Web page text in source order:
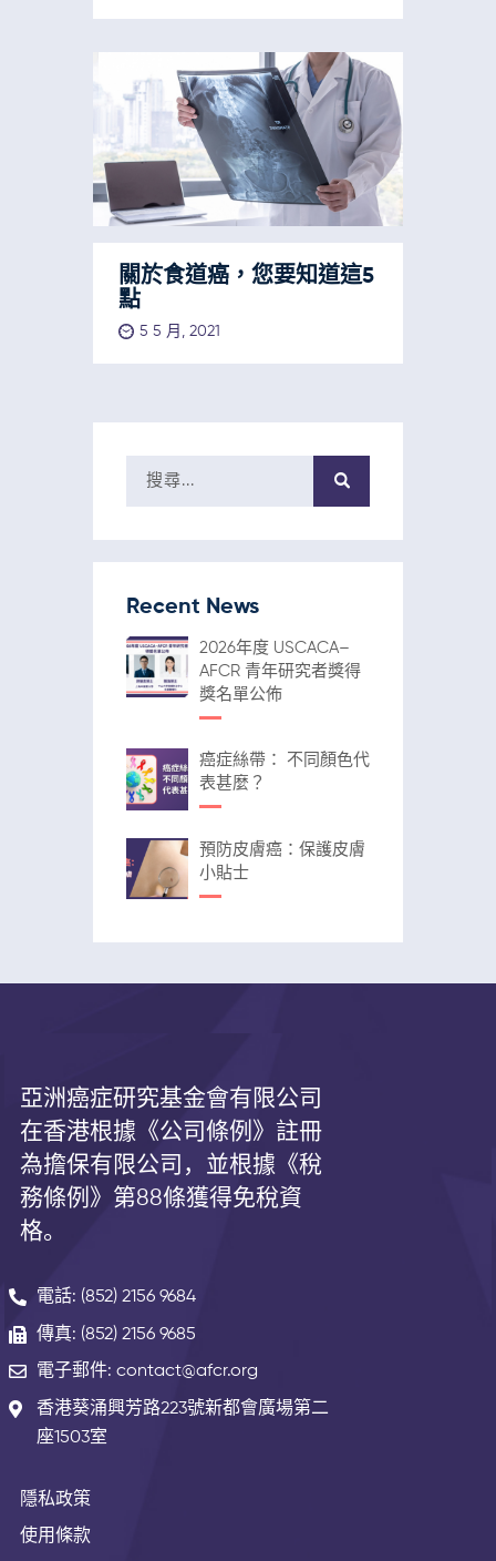
關於食道癌，您要知道這5
點
5 5 月, 2021
Recent News
2026年度 USCACA–
AFCR 青年研究者獎得
獎名單公佈
癌症絲帶： 不同顏色代
表甚麼？
預防皮膚癌：保護皮膚
小貼士
亞洲癌症研究基金會有限公司
在香港根據《公司條例》註冊
為擔保有限公司，並根據《稅
務條例》第88條獲得免稅資
格。
電話: (852) 2156 9684
傳真: (852) 2156 9685
電子郵件: contact@afcr.org
香港葵涌興芳路223號新都會廣場第二
座1503室
隱私政策
使用條款